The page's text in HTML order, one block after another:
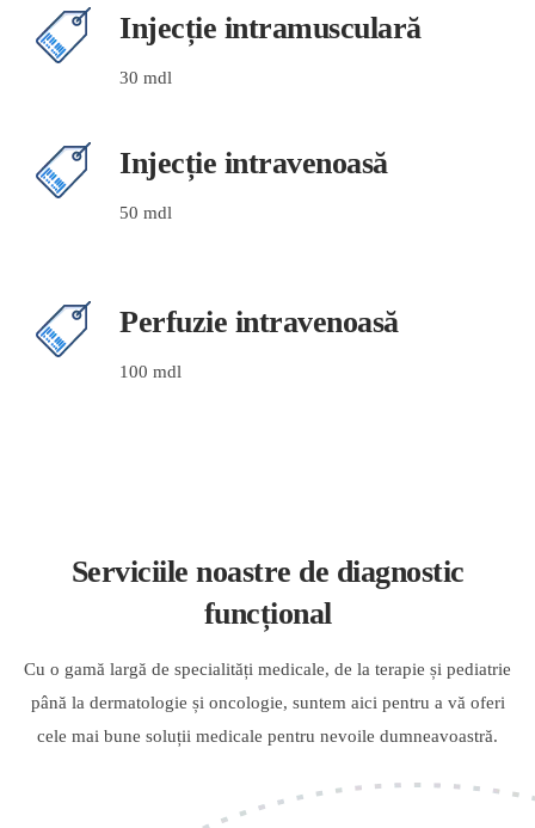
Injecție intramusculară
30 mdl
Injecție intravenoasă
50 mdl
Perfuzie intravenoasă
100 mdl
Serviciile noastre de diagnostic
funcțional
Cu o gamă largă de specialități medicale, de la terapie și pediatrie
până la dermatologie și oncologie, suntem aici pentru a vă oferi
cele mai bune soluții medicale pentru nevoile dumneavoastră.